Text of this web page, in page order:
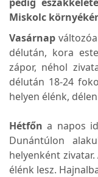
Miskolc
Vasárnap
délután, kora
zápor, néhol
délután 18-24
helyen élénk,
Hétfőn a napos
Dunántúlon
helyenként
élénk lesz.